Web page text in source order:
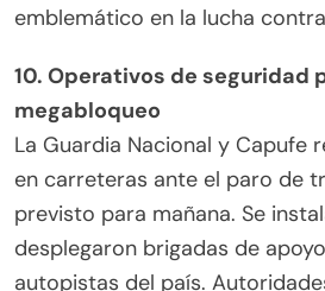
emblemático en la lucha
10. Operativos de seguridad
megabloqueo
La Guardia Nacional y Capufe
en carreteras ante el paro de
previsto para mañana. Se
desplegaron brigadas de
autopistas del país.